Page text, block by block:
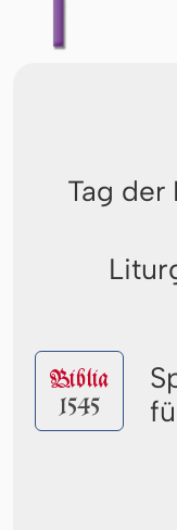
Tag der
Biblia
1545